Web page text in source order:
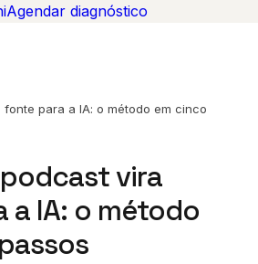
Agendar diagnóstico
para a IA: o método em cinco
vira
a IA: o método